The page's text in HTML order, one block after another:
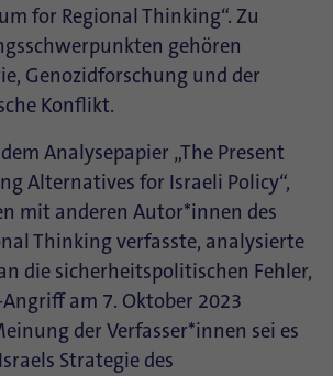
for Regional Thinking“. Zu
gehören
Genozidforschung und der
Konflikt.
Analysepapier „The Present
Alternatives for Israeli Policy“,
mit anderen Autor*innen des
Thinking verfasste, analysierte
die sicherheitspolitischen Fehler,
am 7. Oktober 2023
der Verfasser*innen sei es
Strategie des